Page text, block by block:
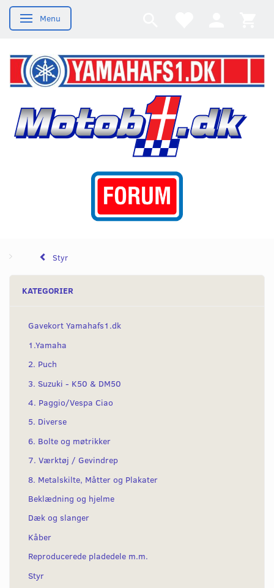
Skifte navigation
Menu
Styr
KATEGORIER
Gavekort Yamahafs1.dk
1.Yamaha
2. Puch
3. Suzuki - K50 & DM50
4. Paggio/Vespa Ciao
5. Diverse
6. Bolte og møtrikker
7. Værktøj / Gevindrep
8. Metalskilte, Måtter og Plakater
Beklædning og hjelme
Dæk og slanger
Kåber
Reproducerede pladedele m.m.
Styr